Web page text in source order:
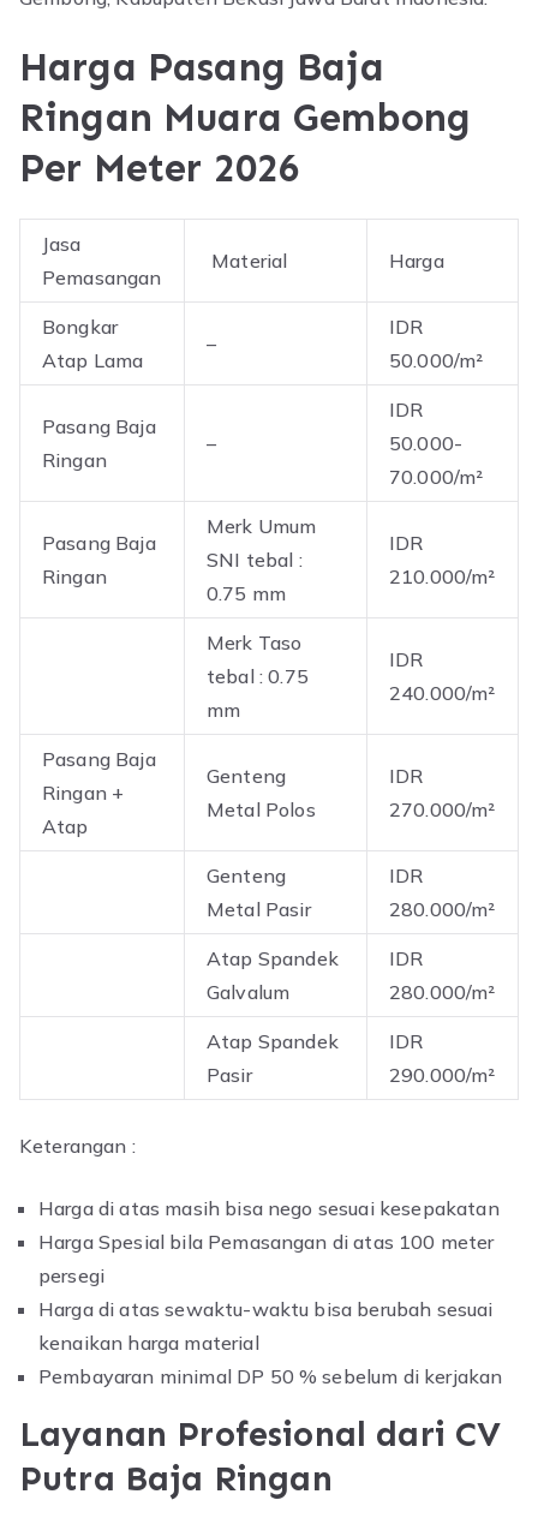
Harga Pasang Baja
Ringan Muara Gembong
Per Meter 2026
Jasa
Pemasangan
Material Harga
Bongkar
Atap Lama
–
IDR
50.000/m²
Pasang Baja
Ringan
–
IDR
50.000-
70.000/m²
Pasang Baja
Ringan
Merk Umum
SNI tebal :
0.75 mm
IDR
210.000/m²
Merk Taso
tebal : 0.75
mm
IDR
240.000/m²
Pasang Baja
Ringan +
Atap
Genteng
Metal Polos
IDR
270.000/m²
Genteng
Metal Pasir
IDR
280.000/m²
Atap Spandek
Galvalum
IDR
280.000/m²
Atap Spandek
Pasir
IDR
290.000/m²
Keterangan :
Harga di atas masih bisa nego sesuai kesepakatan
Harga Spesial bila Pemasangan di atas 100 meter
persegi
Harga di atas sewaktu-waktu bisa berubah sesuai
kenaikan harga material
Pembayaran minimal DP 50 % sebelum di kerjakan
Layanan Profesional dari CV
Putra Baja Ringan